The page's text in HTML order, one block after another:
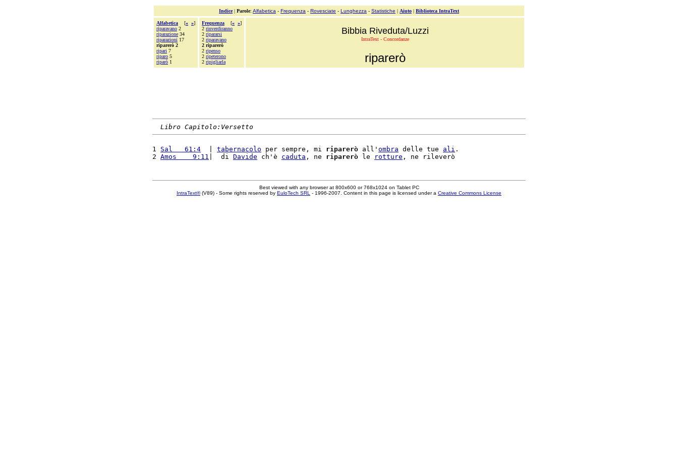
Indice| Parole: Alfabetica - Frequenza - Rovesciate - Lunghezza - Statistiche | Aiuto | Biblioteca IntraText
Alfabetica [« »]
riparavano 2
riparazione 34
riparazioni 17
riparerò 2
ripari 7
riparo 5
riparò 1
Frequenza [« »]
2 rinverdiranno
2 ripararsi
2 riparavano
2 riparerò
2 ripenso
2 ripeterono
2 ripigliarla
Bibbia Riveduta/Luzzi
IntraText - Concordanze
riparerò
Libro Capitolo:Versetto
1 Sal   61:4 tabernacolo per sempre, mi riparerò all' ombra delle tue ali .
2 Amos    9:11 |  di Davide ch'è caduta , ne riparerò le rotture
Best viewed with any browser at 800x600 or 768x1024 on Tablet PC
IntraText®(V89) - Some rights reserved by EuloTech SRL - 1996-2007. Content in this page is licensed under a Creative Commons License